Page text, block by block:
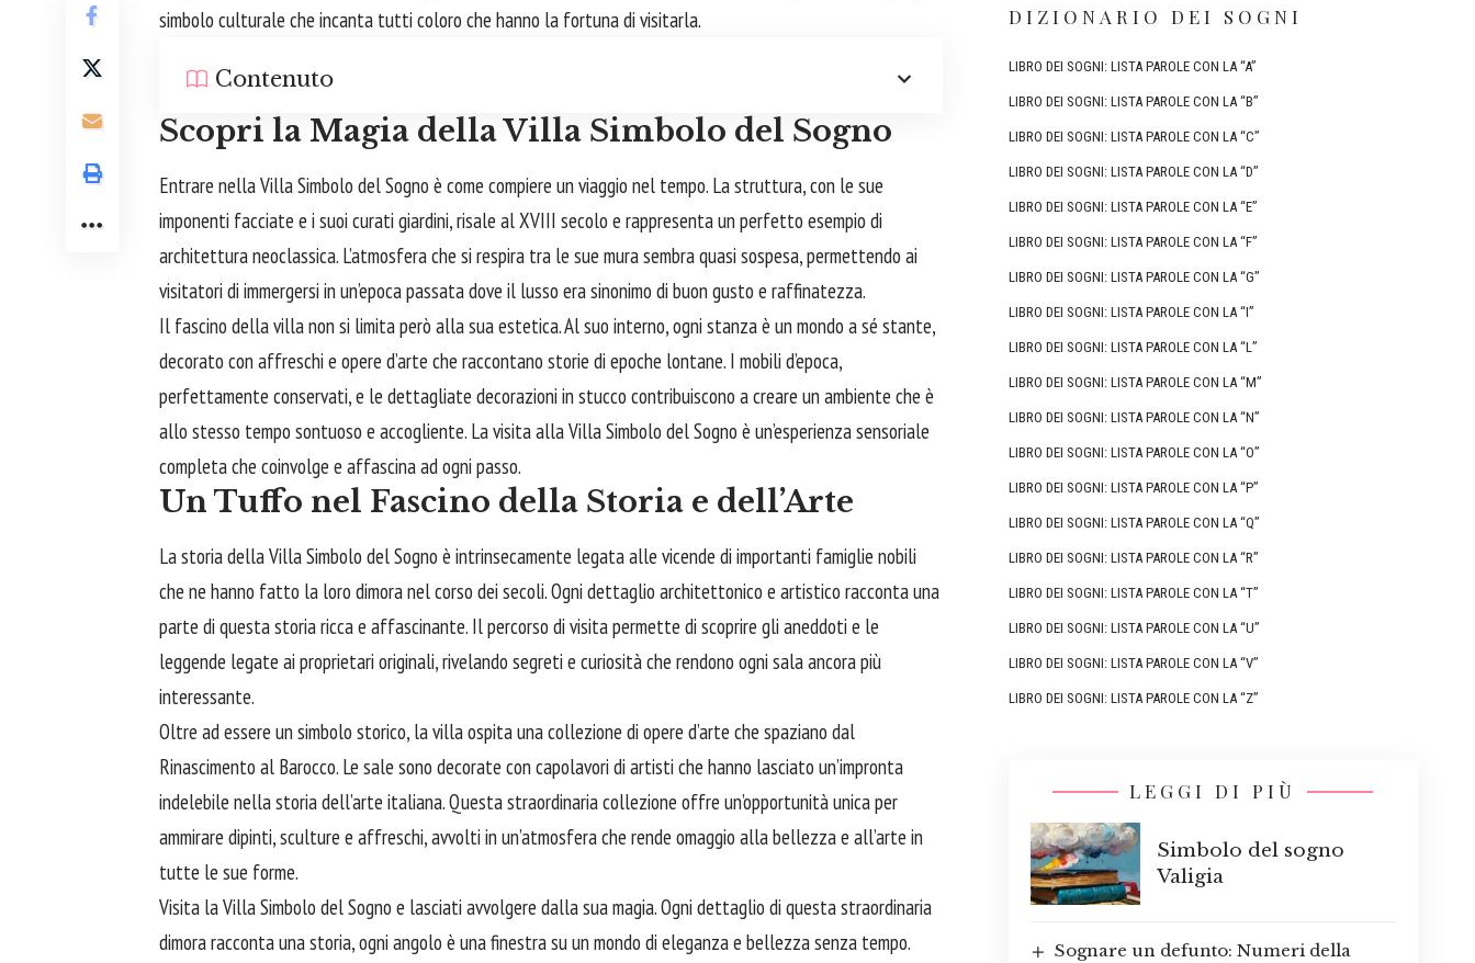
simbolo culturale che incanta tutti coloro che hanno la fortuna di visitarla.
Contenuto
Scopri la Magia della Villa Simbolo del Sogno
Entrare nella Villa Simbolo del Sogno è come compiere un viaggio nel tempo. La struttura, con le sue
imponenti facciate e i suoi curati giardini, risale al XVIII secolo e rappresenta un perfetto esempio di
architettura neoclassica. L’atmosfera che si respira tra le sue mura sembra quasi sospesa, permettendo ai
visitatori di immergersi in un’epoca passata dove il lusso era sinonimo di buon gusto e raffinatezza.
Il fascino della villa non si limita però alla sua estetica. Al suo interno, ogni stanza è un mondo a sé stante,
decorato con affreschi e opere d’arte che raccontano storie di epoche lontane. I mobili d’epoca,
perfettamente conservati, e le dettagliate decorazioni in stucco contribuiscono a creare un ambiente che è
allo stesso tempo sontuoso e accogliente. La visita alla Villa Simbolo del Sogno è un’esperienza sensoriale
completa che coinvolge e affascina ad ogni passo.
Un Tuffo nel Fascino della Storia e dell’Arte
La storia della Villa Simbolo del Sogno è intrinsecamente legata alle vicende di importanti famiglie nobili
che ne hanno fatto la loro dimora nel corso dei secoli. Ogni dettaglio architettonico e artistico racconta una
parte di questa storia ricca e affascinante. Il percorso di visita permette di scoprire gli aneddoti e le
leggende legate ai proprietari originali, rivelando segreti e curiosità che rendono ogni sala ancora più
interessante.
Oltre ad essere un simbolo storico, la villa ospita una collezione di opere d’arte che spaziano dal
Rinascimento al Barocco. Le sale sono decorate con capolavori di artisti che hanno lasciato un’impronta
indelebile nella storia dell’arte italiana. Questa straordinaria collezione offre un’opportunità unica per
ammirare dipinti, sculture e affreschi, avvolti in un’atmosfera che rende omaggio allabellezzae all’arte in
tutte le sue forme.
Visita la Villa Simbolo del Sogno e lasciatiavvolgere dalla sua magia. Ogni dettaglio di questa straordinaria
dimora racconta una storia, ogni angolo è una finestra su un mondo di eleganza e bellezza senza tempo.
DIZIONARIO DEI SOGNI
LIBRO DEI SOGNI: LISTA PAROLE CON LA “A”
LIBRO DEI SOGNI: LISTA PAROLE CON LA “B”
LIBRO DEI SOGNI: LISTA PAROLE CON LA “C”
LIBRO DEI SOGNI: LISTA PAROLE CON LA “D”
LIBRO DEI SOGNI: LISTA PAROLE CON LA “E”
LIBRO DEI SOGNI: LISTA PAROLE CON LA “F”
LIBRO DEI SOGNI: LISTA PAROLE CON LA “G”
LIBRO DEI SOGNI: LISTA PAROLE CON LA “I”
LIBRO DEI SOGNI: LISTA PAROLE CON LA “L”
LIBRO DEI SOGNI: LISTA PAROLE CON LA “M”
LIBRO DEI SOGNI: LISTA PAROLE CON LA “N”
LIBRO DEI SOGNI: LISTA PAROLE CON LA “O”
LIBRO DEI SOGNI: LISTA PAROLE CON LA “P”
LIBRO DEI SOGNI: LISTA PAROLE CON LA “Q”
LIBRO DEI SOGNI: LISTA PAROLE CON LA “R”
LIBRO DEI SOGNI: LISTA PAROLE CON LA “T”
LIBRO DEI SOGNI: LISTA PAROLE CON LA “U”
LIBRO DEI SOGNI: LISTA PAROLE CON LA “V”
LIBRO DEI SOGNI: LISTA PAROLE CON LA “Z”
LEGGI DI PIÙ
Simbolo del sogno
Valigia
Sognare un defunto: Numeri della